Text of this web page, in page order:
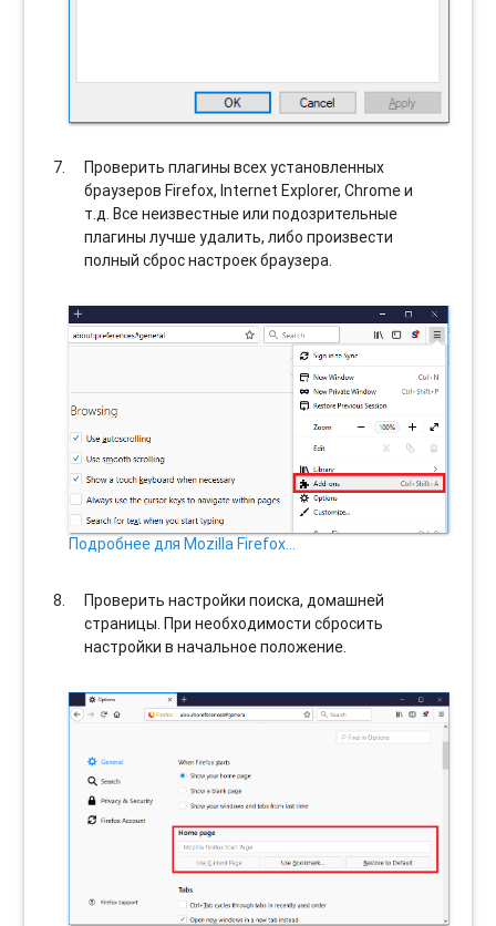
Проверить плагины всех установленных
браузеров Firefox, Internet Explorer, Chrome и
т.д. Все неизвестные или подозрительные
плагины лучше удалить, либо произвести
полный сброс настроек браузера.
Подробнее для Mozilla Firefox…
Проверить настройки поиска, домашней
страницы. При необходимости сбросить
настройки в начальное положение.